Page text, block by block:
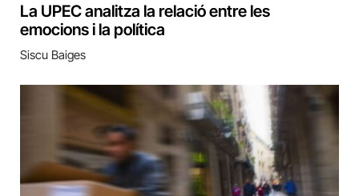
La UPEC analitza la relació entre les
emocions i la política
Siscu Baiges